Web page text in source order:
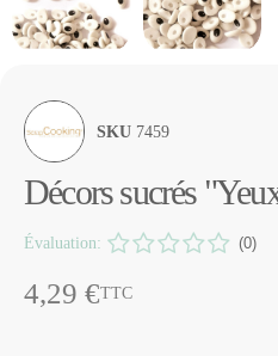
SKU 7459
Décors sucrés
Évaluation: (0)
4,29 €TTC